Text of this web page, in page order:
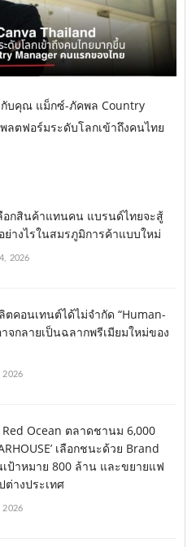
กับคุณ แม็กซ์-ภัคพล Country
ลตฟอร์มระดับโลกเข้าถึงคนไทย
อกสินค้าแทนคน แบรนด์ไทยจะสู้
ย่างไรในสมรภูมิการค้าแบบใหม่
2026
ตคอนเทนต์ได้ไม่จำกัด “Human-
าจกลายเป็นฉลากพรีเมียมใหม่ของ
2026
Ocean ตลาดชานม 6,000
เลือกชนะด้วย Brand
ป้าหมาย 800 ล้าน และขยายแฟ
ต่างประเทศ
2026